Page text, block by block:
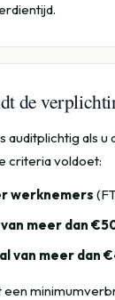
de
auditplichtig als u
criteria voldoet:
werknemers
meer dan
van meer dan
een